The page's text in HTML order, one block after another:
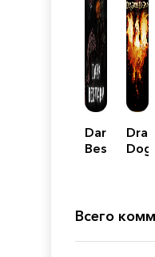
Dark
Bestiary
Всего